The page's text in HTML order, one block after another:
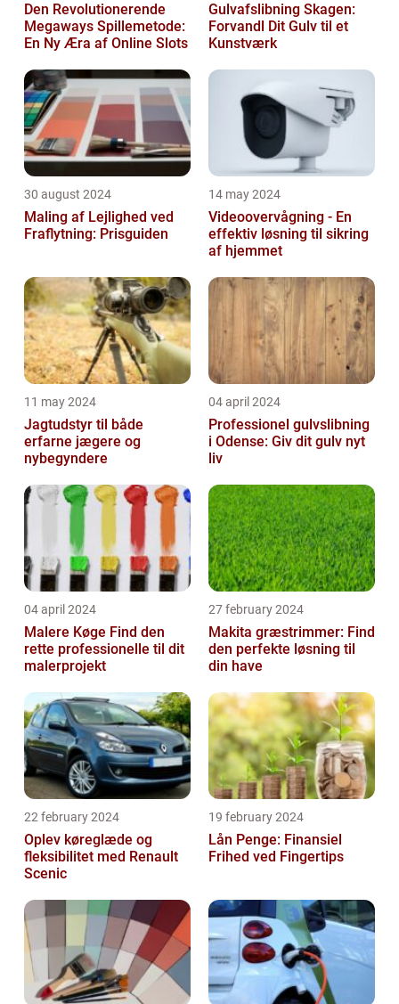
Den Revolutionerende
Megaways Spillemetode:
En Ny Æra af Online Slots
Gulvafslibning Skagen:
Forvandl Dit Gulv til et
Kunstværk
30 august 2024
Maling af Lejlighed ved
Fraflytning: Prisguiden
14 may 2024
Videoovervågning - En
effektiv løsning til sikring
af hjemmet
11 may 2024
Jagtudstyr til både
erfarne jægere og
nybegyndere
04 april 2024
Professionel gulvslibning
i Odense: Giv dit gulv nyt
liv
04 april 2024
Malere Køge Find den
rette professionelle til dit
malerprojekt
27 february 2024
Makita græstrimmer: Find
den perfekte løsning til
din have
22 february 2024
Oplev køreglæde og
fleksibilitet med Renault
Scenic
19 february 2024
Lån Penge: Finansiel
Frihed ved Fingertips